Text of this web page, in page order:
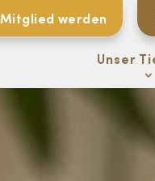
Mitglied werden
Unser